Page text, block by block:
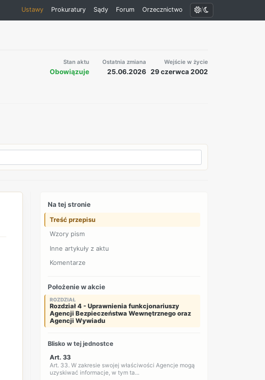
Ustawy Prokuratury Sądy Forum Orzecznictwo /
Stan aktu
Obowiązuje
Ostatnia zmiana
25.06.2026
Wejście w życie
29 czerwca 2002
Na tej stronie
Treść przepisu
Wzory pism
Inne artykuły z aktu
Komentarze
Położenie w akcie
ROZDZIAŁ
Rozdział 4 - Uprawnienia funkcjonariuszy
Agencji Bezpieczeństwa Wewnętrznego oraz
Agencji Wywiadu
Blisko w tej jednostce
Art. 33
Art. 33. W zakresie swojej właściwości Agencje mogą
uzyskiwać informacje, w tym ta...